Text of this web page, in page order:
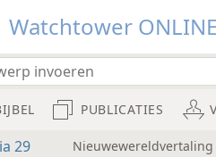
Watchtower
PUBLICATIES
29